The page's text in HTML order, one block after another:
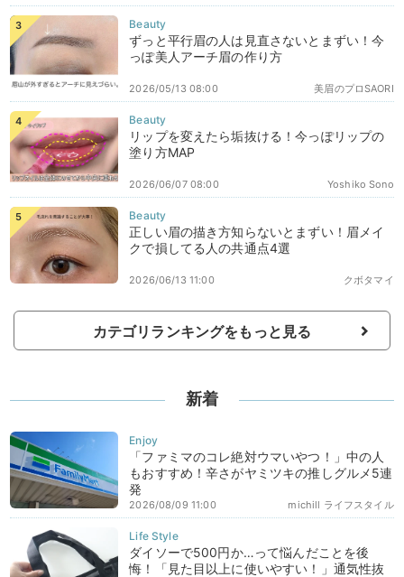
ずっと平行眉の人は見直さないとまずい！今
っぽ美人アーチ眉の作り方
美眉のプロSAORI
2026/05/13 08:00
リップを変えたら垢抜ける！今っぽリップの
塗り方MAP
Yoshiko Sono
2026/06/07 08:00
正しい眉の描き方知らないとまずい！眉メイ
クで損してる人の共通点4選
クボタマイ
2026/06/13 11:00
カテゴリランキングをもっと見る
新着
「ファミマのコレ絶対ウマいやつ！」中の人
もおすすめ！辛さがヤミツキの推しグルメ5連
発
michill ライフスタイル
2026/08/09 11:00
ダイソーで500円か…って悩んだことを後
悔！「見た目以上に使いやすい！」通気性抜